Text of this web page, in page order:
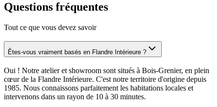
Questions fréquentes
Tout ce que vous devez savoir
Êtes-vous vraiment basés en Flandre Intérieure ?
Oui ! Notre atelier et showroom sont situés à Bois-Grenier, en plein
cœur de la Flandre Intérieure. C'est notre territoire d'origine depuis
1985. Nous connaissons parfaitement les habitations locales et
intervenons dans un rayon de 10 à 30 minutes.